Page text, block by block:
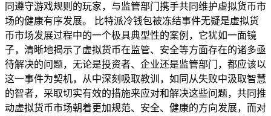
同遵守游戏规则的玩家，与监管部门携手共同维护虚拟货币市
场的健康有序发展。 比特派冷钱包被冻结事件无疑是虚拟货
币市场发展过程中的一个极具典型性的案例，它犹如一面镜
子，清晰地揭示了虚拟货币在监管、安全等方面存在的诸多亟
待解决的问题，无论是投资者、企业还是监管部门，都应该以
这一事件为契机，从中深刻吸取教训，如同从失败中汲取智慧
的智者，采取切实有效的措施来应对和解决这些问题，共同推
动虚拟货币市场朝着更加规范、安全、健康的方向发展，而对